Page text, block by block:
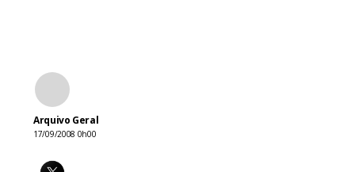
Arquivo Geral
17/09/2008 0h00